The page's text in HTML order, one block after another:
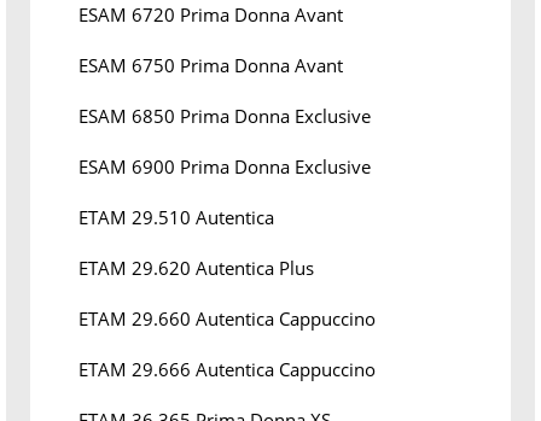
ESAM 6720 Prima Donna Avant
ESAM 6750 Prima Donna Avant
ESAM 6850 Prima Donna Exclusive
ESAM 6900 Prima Donna Exclusive
ETAM 29.510 Autentica
ETAM 29.620 Autentica Plus
ETAM 29.660 Autentica Cappuccino
ETAM 29.666 Autentica Cappuccino